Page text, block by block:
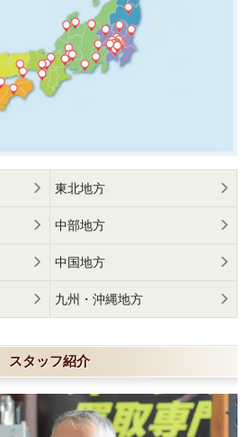
東北地方
中部地方
中国地方
九州・沖縄地方
スタッフ紹介